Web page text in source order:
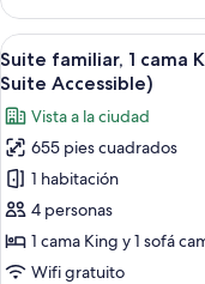
cama
(King
One
Bedroom
Accessible)
Premium,
cama
King
y
sofá
cama
(King
One
Accessible)
Abrir
todas
las
fotos
de
Suite
familiar,
1
cama
3
Suite familiar, 1 cama
Suite Accessible)
Vista a la ciudad
655 pies cuadrados
1 habitación
4 personas
1 cama King y 1 sofá
Wifi gratuito